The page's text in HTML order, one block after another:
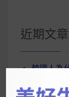
鍵
字:
近期文章
韓國人為